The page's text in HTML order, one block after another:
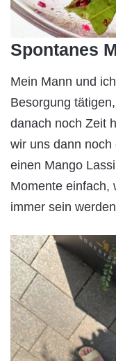
Spontanes
Mein Mann und
Besorgung
danach noch Zeit
wir uns dann
einen Mango
Momente einfach,
immer sein